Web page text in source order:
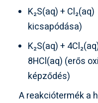
K₂S(aq) +
kicsapódása)
K₂S(aq) +
8HCl(aq) (erős
képződés)
A reakciótermék a